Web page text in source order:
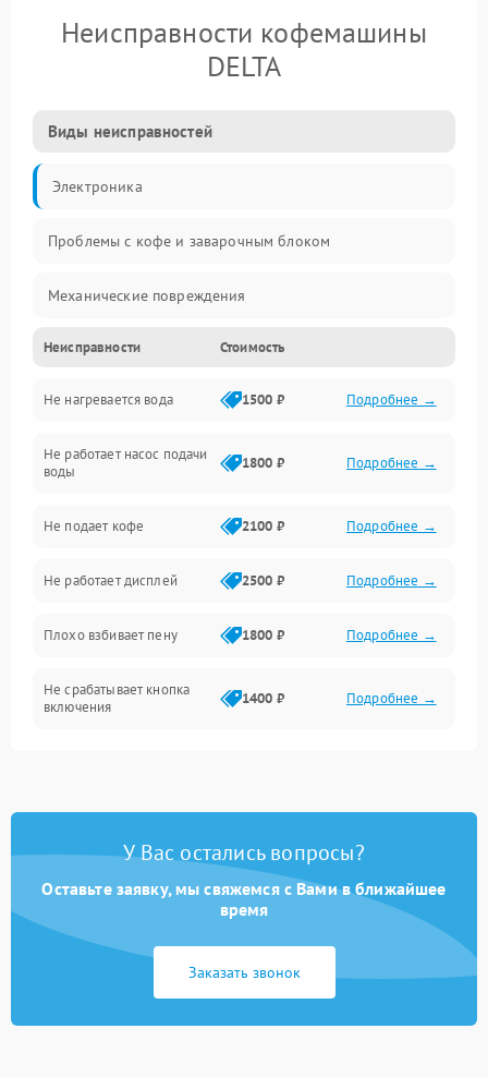
Неисправности кофемашины
DELTA
Виды неисправностей
Электроника
Проблемы с кофе и заварочным блоком
Механические повреждения
Прочие неисправности
Включение и работа
Проблемы с водой
Проблемы с капучинатором и паром
Управление и электроника
Программное обеспечение
Неисправности Стоимость
Не нагревается вода 1500 ₽ Подробнее →
Не работает насос подачи
воды
1800 ₽ Подробнее →
Не подает кофе 2100 ₽ Подробнее →
Не работает дисплей 2500 ₽ Подробнее →
Плохо взбивает пену 1800 ₽ Подробнее →
Не срабатывает кнопка
включения
1400 ₽ Подробнее →
Постоянные сбои в работе 1500 ₽ Подробнее →
У Вас остались вопросы?
Оставьте заявку, мы свяжемся с Вами в ближайшее
время
Заказать звонок